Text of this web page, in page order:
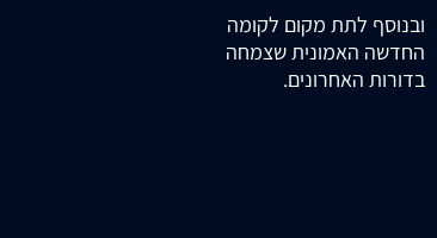
ובנוסף לתת מקום לקומה
החדשה האמונית שצמחה
בדורות האחרונים.